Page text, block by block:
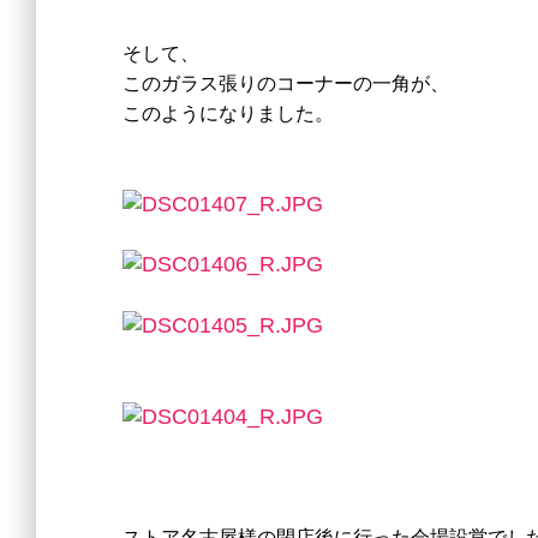
そして、
このガラス張りのコーナーの一角が、
このようになりました。